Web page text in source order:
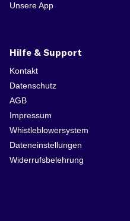
Unsere App
Hilfe & Support
Kontakt
Datenschutz
AGB
Impressum
Whistleblowersystem
Dateneinstellungen
Widerrufsbelehrung